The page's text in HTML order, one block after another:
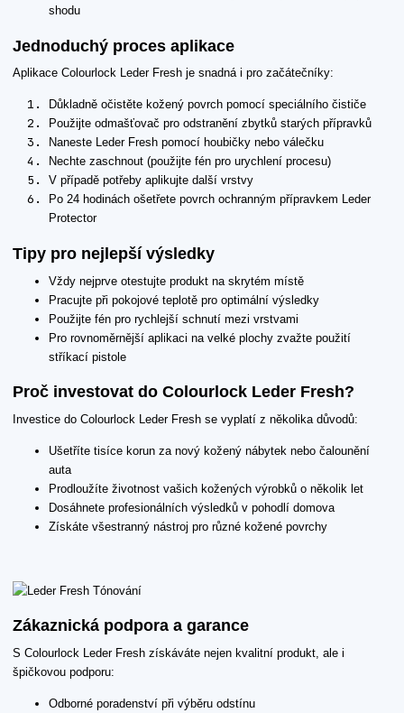
shodu
Jednoduchý proces aplikace
Aplikace Colourlock Leder Fresh je snadná i pro začátečníky:
Důkladně očistěte kožený povrch pomocí speciálního čističe
Použijte odmašťovač pro odstranění zbytků starých přípravků
Naneste Leder Fresh pomocí houbičky nebo válečku
Nechte zaschnout (použijte fén pro urychlení procesu)
V případě potřeby aplikujte další vrstvy
Po 24 hodinách ošetřete povrch ochranným přípravkem Leder
Protector
Tipy pro nejlepší výsledky
Vždy nejprve otestujte produkt na skrytém místě
Pracujte při pokojové teplotě pro optimální výsledky
Použijte fén pro rychlejší schnutí mezi vrstvami
Pro rovnoměrnější aplikaci na velké plochy zvažte použití
stříkací pistole
Proč investovat do Colourlock Leder Fresh?
Investice do Colourlock Leder Fresh se vyplatí z několika důvodů:
Ušetříte tisíce korun za nový kožený nábytek nebo čalounění
auta
Prodloužíte životnost vašich kožených výrobků o několik let
Dosáhnete profesionálních výsledků v pohodlí domova
Získáte všestranný nástroj pro různé kožené povrchy
Zákaznická podpora a garance
S Colourlock Leder Fresh získáváte nejen kvalitní produkt, ale i
špičkovou podporu:
Odborné poradenství při výběru odstínu